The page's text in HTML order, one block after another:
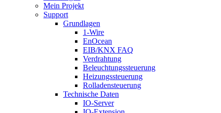
Mein Projekt
Support
Grundlagen
1-Wire
EnOcean
EIB/KNX FAQ
Verdrahtung
Beleuchtungssteuerung
Heizungssteuerung
Rolladensteuerung
Technische Daten
IO-Server